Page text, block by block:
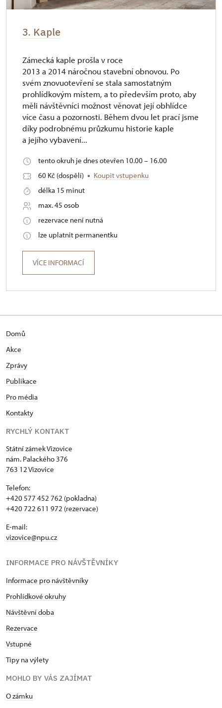
3. Kaple
Zámecká kaple prošla v roce
2013 a 2014 náročnou stavební obnovou. Po
svém znovuotevření se stala samostatným
prohlídkovým místem, a to především proto, aby
měli návštěvníci možnost věnovat její obhlídce
více času a pozornosti. Během dvou let prací jsme
díky podrobnému průzkumu historie kaple
a jejího vybavení...
tento okruh je dnes otevřen 10.00 – 16.00
60 Kč (dospělí)
Koupit vstupenku
délka 15 minut
max. 45 osob
rezervace není nutná
lze uplatnit permanentku
VÍCE INFORMACÍ
Domů
Akce
Zprávy
Publikace
Pro média
Kontakty
RYCHLÝ KONTAKT
Státní zámek Vizovice
nám. Palackého 376
763 12 Vizovice
Telefon:
+420 577 452 762 (pokladna)
+420 722 611 972 (rezervace)
E-mail:
vizovice@npu.cz
INFORMACE PRO NÁVŠTĚVNÍKY
Informace pro návštěvníky
Prohlídkové okruhy
Návštěvní doba
Rezervace
Vstupné
Tipy na výlety
MOHLO BY VÁS ZAJÍMAT
O zámku